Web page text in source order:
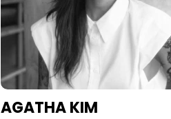
AGATHA KIM